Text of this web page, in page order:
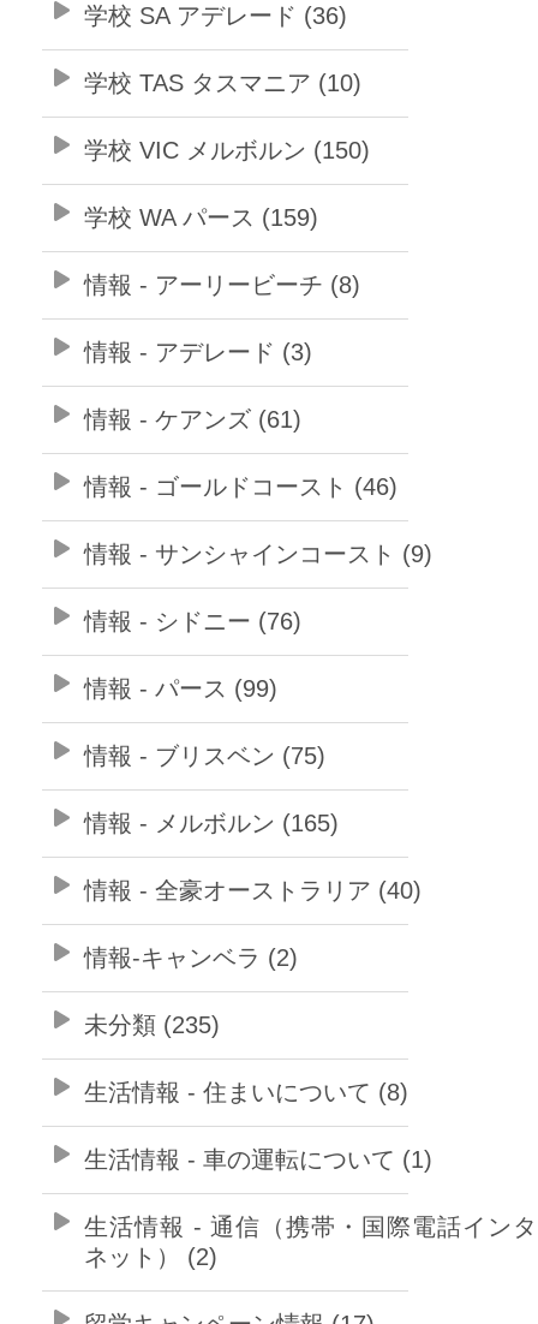
学校 SA アデレード (36)
学校 TAS タスマニア (10)
学校 VIC メルボルン (150)
学校 WA パース (159)
情報 - アーリービーチ (8)
情報 - アデレード (3)
情報 - ケアンズ (61)
情報 - ゴールドコースト (46)
情報 - サンシャインコースト (9)
情報 - シドニー (76)
情報 - パース (99)
情報 - ブリスベン (75)
情報 - メルボルン (165)
情報 - 全豪オーストラリア (40)
情報-キャンベラ (2)
未分類 (235)
生活情報 - 住まいについて (8)
生活情報 - 車の運転について (1)
生活情報 - 通信（携帯・国際電話イン
ネット） (2)